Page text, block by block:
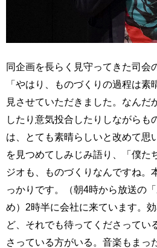
同企画を長らく見守ってきた司会
「やはり、ものづくりの過程は
見させていただきました。なんだ
したり意気投合したりしながらも
は、とても素晴らしいと改めて思
を見つめてしみじみ語り、「僕た
ジオも、ものづくりなんですね。
っかりです。（朝4時から放送の
め）2時半に会社に来ています。
ど、それでも待ってくださってい
さっている方がいる。音楽もまっ